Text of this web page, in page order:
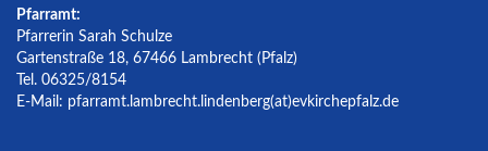
Pfarramt:
Pfarrerin Sarah Schulze
Gartenstraße 18, 67466 Lambrecht (Pfalz)
Tel. 06325/8154
E-Mail: pfarramt.lambrecht.lindenberg(at)evkirchepfalz.de